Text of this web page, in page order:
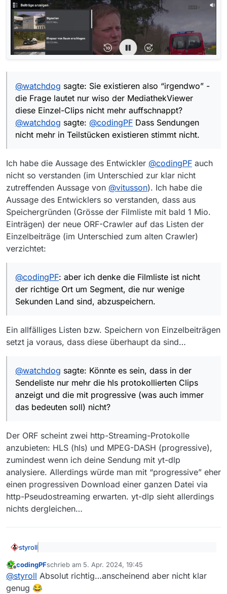
Ausserdem müsste es dem MediathekViewer ja egal
sein, weil der seine Senderliste ja vom einem Server
bezieht. Und ob ORF ON oder ORFTVTHEK es
Sie existieren also “irgendwo” - die Frage lautet nur
@watchdog sagte: Sie existieren also “irgendwo” -
die Frage lautet nur wiso der MediathekViewer
diese Einzel-Clips nicht mehr auffschnappt?
@watchdog sagte: @codingPF Dass Sendungen
nicht mehr in Teilstücken existieren stimmt nicht.
Ich habe die Aussage des Entwickler @codingPF auch
nicht so verstanden (im Unterschied zur klar nicht
zutreffenden Aussage von @vitusson). Ich habe die
Aussage des Entwicklers so verstanden, dass aus
Speichergründen (Grösse der Filmliste mit bald 1 Mio.
Einträgen) der neue ORF-Crawler auf das Listen der
Einzelbeiträge (im Unterschied zum alten Crawler)
verzichtet:
@codingPF: aber ich denke die Filmliste ist nicht
der richtige Ort um Segment, die nur wenige
Sekunden Land sind, abzuspeichern.
Ein allfälliges Listen bzw. Speichern von Einzelbeiträgen
setzt ja voraus, dass diese überhaupt da sind…
@watchdog sagte: Könnte es sein, dass in der
Sendeliste nur mehr die hls protokollierten Clips
anzeigt und die mit progressive (was auch immer
das bedeuten soll) nicht?
Der ORF scheint zwei http-Streaming-Protokolle
anzubieten: HLS (hls) und MPEG-DASH (progressive),
zumindest wenn ich deine Sendung mit yt-dlp
analysiere. Allerdings würde man mit “progressive” eher
einen progressiven Download einer ganzen Datei via
http-Pseudostreaming erwarten. yt-dlp sieht allerdings
nichts dergleichen…
styroll
Button “Beiträge anzeigen”.
Der nur angezeigt wird, wenn man die Maus im Bild
herumbewegt. Ich liebe diese dynamischen Anzeigen…
Offline
codingPFschrieb am 5. Apr. 2024, 19:45
zuletzt editiert von
@styroll Absolut richtig…anscheinend aber nicht klar
genug 😂